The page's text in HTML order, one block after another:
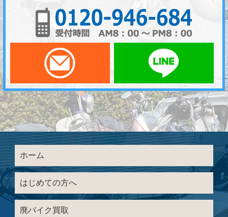
メールでお問い合わせ
ホーム
はじめての方へ
廃バイク買取